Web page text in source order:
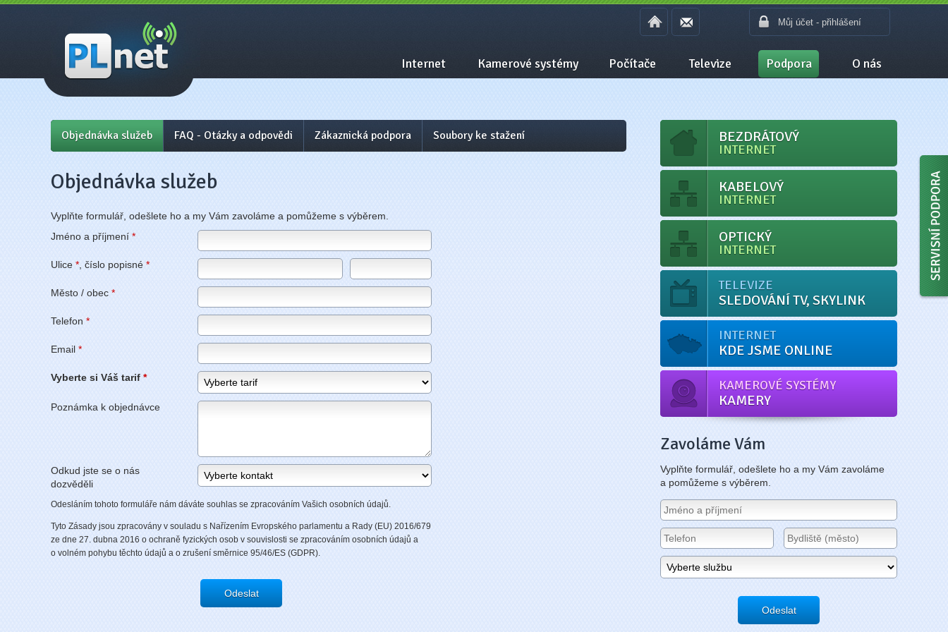
Internet Kamerové systémy Počítače Televize Podpora O nás
Můj účet - přihlášení
Objednávka služeb FAQ - Otázky a odpovědi Zákaznická podpora Soubory ke stažení
Objednávka služeb
Vyplňte formulář, odešlete ho a my Vám zavoláme a pomůžeme s výběrem.
Jméno a příjmení *
Ulice * , číslo popisné *
Město / obec *
Telefon *
Email *
Vyberte si Váš tarif *
Poznámka k objednávce
Odkud jste se o nás
dozvěděli
Odesláním tohoto formuláře nám dáváte souhlas se zpracováním Vašich osobních údajů.
Tyto Zásady jsou zpracovány v souladu s Nařízením Evropského parlamentu a Rady (EU) 2016/679
ze dne 27. dubna 2016 o ochraně fyzických osob v souvislosti se zpracováním osobních údajů a
o volném pohybu těchto údajů a o zrušení směrnice 95/46/ES (GDPR).
Odeslat
BEZDRÁTOVÝ
INTERNET
KABELOVÝ
INTERNET
OPTICKÝ
INTERNET
TELEVIZE
SLEDOVÁNÍ TV, SKYLINK
INTERNET
KDE JSME ONLINE
KAMEROVÉ SYSTÉMY
KAMERY
Zavoláme Vám
Vyplňte formulář, odešlete ho a my Vám zavoláme
a pomůžeme s výběrem.
Odeslat